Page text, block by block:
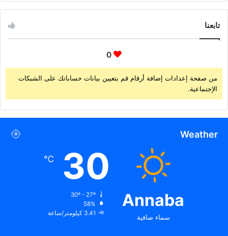
تابعنا
0
من صفحة إعدادات إضافة أرقام قم بتعيين بيانات حساباتك على الشبكات
الإجتماعية.
Weather
Annaba
سماء صافية
30
℃
58%
3.41 كيلومتر/ساعة